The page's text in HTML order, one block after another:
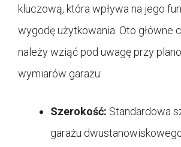
kluczową, która wpływa na jego
wygodę użytkowania. Oto główne
należy wziąć pod uwagę przy
wymiarów garażu:
Szerokość: Standardowa
garażu